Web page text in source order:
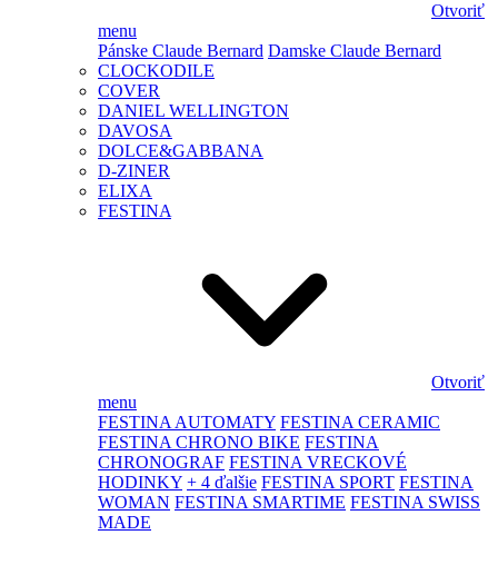
Otvoriť
menu
Pánske Claude Bernard Damske Claude Bernard
CLOCKODILE
COVER
DANIEL WELLINGTON
DAVOSA
DOLCE&GABBANA
D-ZINER
ELIXA
FESTINA
Otvoriť
menu
FESTINA AUTOMATY FESTINA CERAMIC
FESTINA CHRONO BIKE FESTINA
CHRONOGRAF FESTINA VRECKOVÉ
HODINKY + 4 ďalšie FESTINA SPORT FESTINA
WOMAN FESTINA SMARTIME FESTINA SWISS
MADE